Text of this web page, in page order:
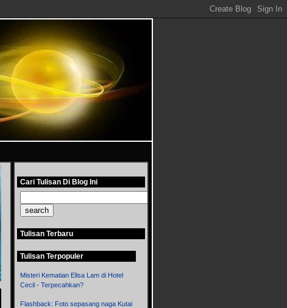
Cari Tulisan Di Blog Ini
Tulisan Terbaru
Tulisan Terpopuler
Misteri Kematian Elisa Lam di Hotel
Cecil - Terpecahkan?
Flashback: Foto sepasang naga Kutai